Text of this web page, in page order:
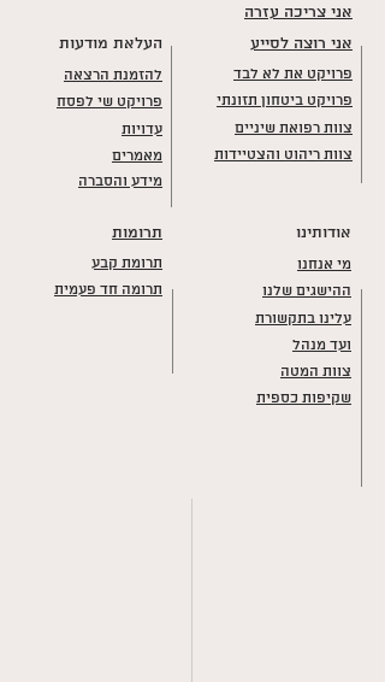
אני צריכה עזרה
העלאת מודעות
להזמנת הרצאה
פרויקט שי לפסח
עדויות
מאמרים
מידע והסברה
אני רוצה לסייע
פרויקט את לא לבד
פרויקט ביטחון תזונתי
צוות רפואת שיניים
צוות ריהוט והצטיידות
תרומות
תרומת קבע
תרומה חד פעמית
אודותינו
מי אנחנו
ההישגים שלנו
עלינו בתקשורת
ועד מנהל
צוות המטה
שקיפות כספית